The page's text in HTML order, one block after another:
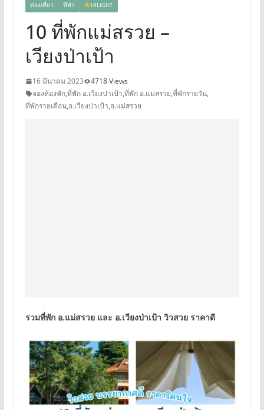
ท่องเที่ยว ทีพัก HILIGHT
10 ที่พักแม่สรวย –
เวียงป่าเป้า
16 มีนาคม 2023
4718 Views
จองห้องพัก,ที่พัก อ.เวียงป่าเป้า,ที่พัก อ.แม่สรวย,ที่พักรายวัน,
ที่พักรายเดือน,อ.เวียงป่าเป้า,อ.แม่สรวย
รวมที่พัก อ.แม่สรวย และ อ.เวียงป่าเป้า วิวสวย ราคาดี